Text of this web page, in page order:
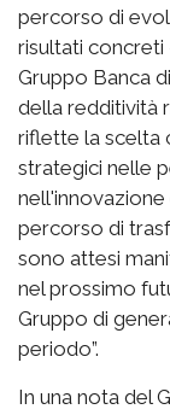
percorso di
risultati concreti
Gruppo Banca
della redditività
riflette la scelta
strategici nelle
nell'innovazione
percorso di
sono attesi
nel prossimo
Gruppo di
periodo”.
In una nota del